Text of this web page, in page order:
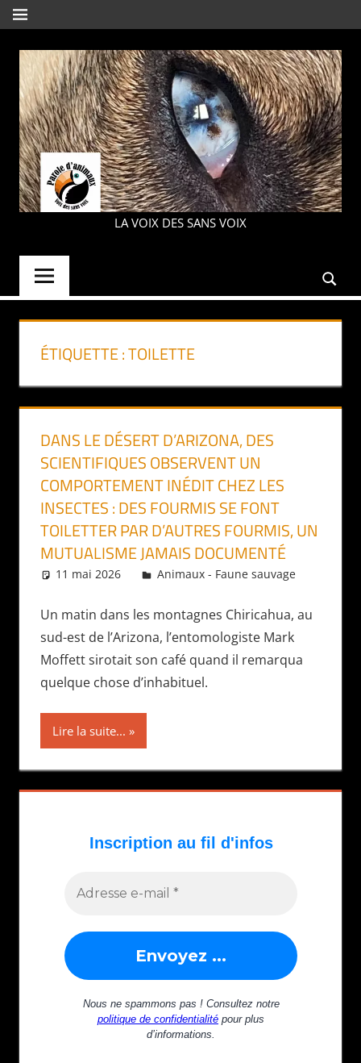
Aller
au
contenu
MENU
PAROLE
LA VOIX DES SANS VOIX
ÉTIQUETTE :TOILETTE
DANS LE DÉSERT D’ARIZONA, DES
SCIENTIFIQUES OBSERVENT UN
COMPORTEMENT INÉDIT CHEZ LES
INSECTES : DES FOURMIS SE FONT
TOILETTER PAR D’AUTRES FOURMIS, UN
MUTUALISME JAMAIS DOCUMENTÉ
11 mai 2026 Daniel
Animaux - Faune sauvage
Un matin dans les montagnes Chiricahua, au
sud-est de l’Arizona, l’entomologiste Mark
Moffett sirotait son café quand il remarqua
quelque chose d’inhabituel.
Lire la suite...